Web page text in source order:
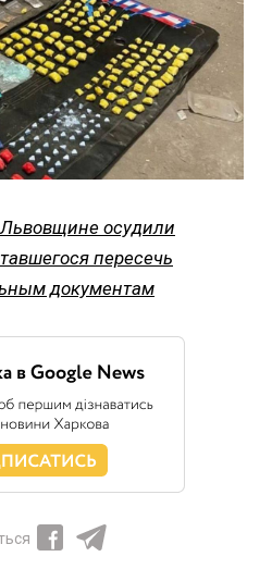
осудили
пересечь
документам